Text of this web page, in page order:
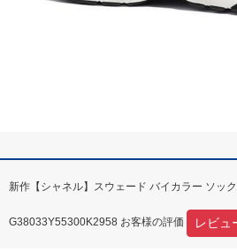
新作【シャネル】スウェード バイカラー ソッ
G38033Y55300K2958 お客様の評価 レビュ